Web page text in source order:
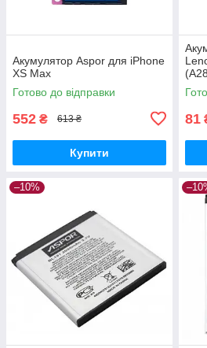
Акумулятор Aspor для iPhone
XS Max
Готово до відправки
552 ₴ 613 ₴
Купити
t/
81
–10%